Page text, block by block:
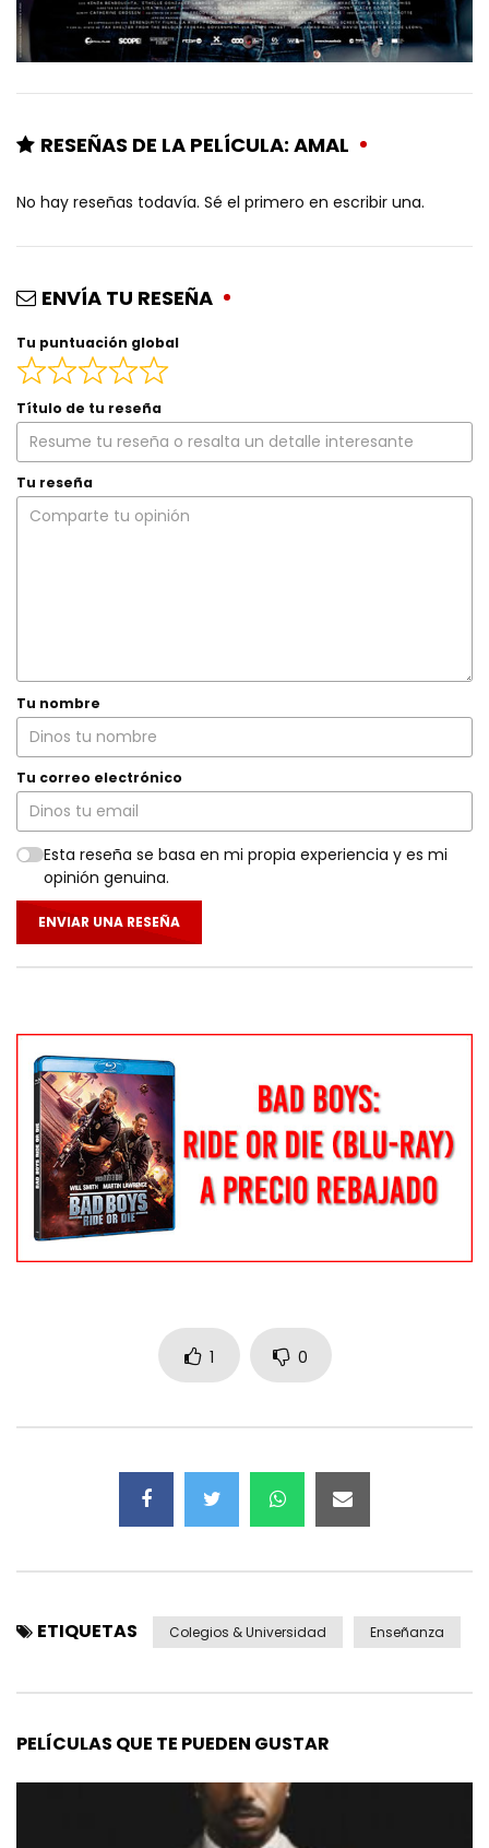
RESEÑAS DE LA PELÍCULA: AMAL
No hay reseñas todavía. Sé el primero en escribir una.
ENVÍA TU RESEÑA
Tu puntuación global
Título de tu reseña
Tu reseña
Tu nombre
Tu correo electrónico
Esta reseña se basa en mi propia experiencia y es mi
opinión genuina.
ENVIAR UNA RESEÑA
1 0
ETIQUETAS Colegios & Universidad Enseñanza
PELÍCULAS QUE TE PUEDEN GUSTAR